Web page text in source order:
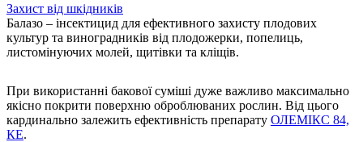
Захист від шкідників
Балазо – інсектицид для ефективного захисту плодових
культур та виноградників від плодожерки, попелиць,
листомінуючих молей, щитівки та кліщів.
При використанні бакової суміші дуже важливо максимально
якісно покрити поверхню оброблюваних рослин. Від цього
кардинально залежить ефективність препарату ОЛЕМІКС 84,
КЕ.